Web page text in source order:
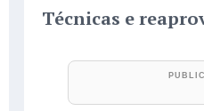
Técnicas e